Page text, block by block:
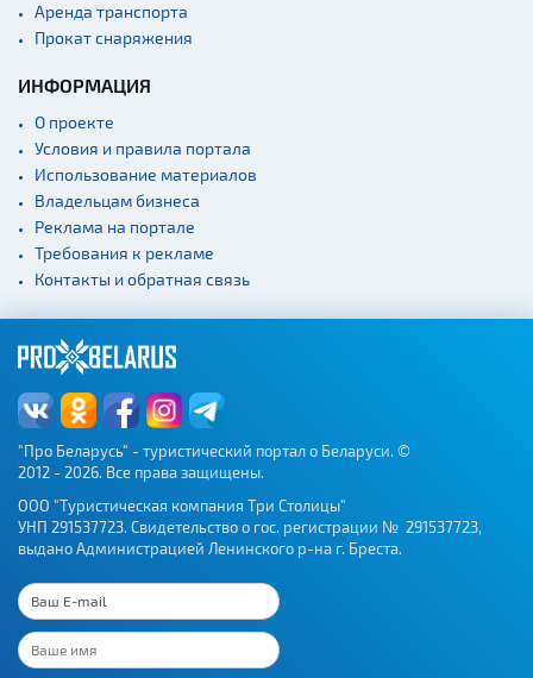
Аренда транспорта
Прокат снаряжения
ИНФОРМАЦИЯ
О проекте
Условия и правила портала
Использование материалов
Владельцам бизнеса
Реклама на портале
Требования к рекламе
Контакты и обратная связь
"Про Беларусь" - туристический портал о Беларуси. ©
2012 - 2026. Все права защищены.
ООО "Туристическая компания Три Столицы"
УНП 291537723. Свидетельство о гос. регистрации № 291537723,
выдано Администрацией Ленинского р-на г. Бреста.